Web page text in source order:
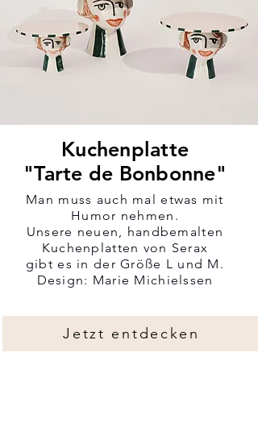
Kuchenplatte
"Tarte de Bonbonne"
Man muss auch mal etwas mit
Humor nehmen.
Unsere neuen, handbemalten
Kuchenplatten von Serax
gibt es in der Größe L und M.
Design: Marie Michielssen
Jetzt entdecken